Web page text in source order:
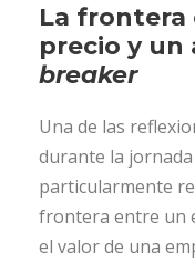
La frontera
precio y
breaker
Una de las
durante la
particularmente
frontera entre un
el valor de una